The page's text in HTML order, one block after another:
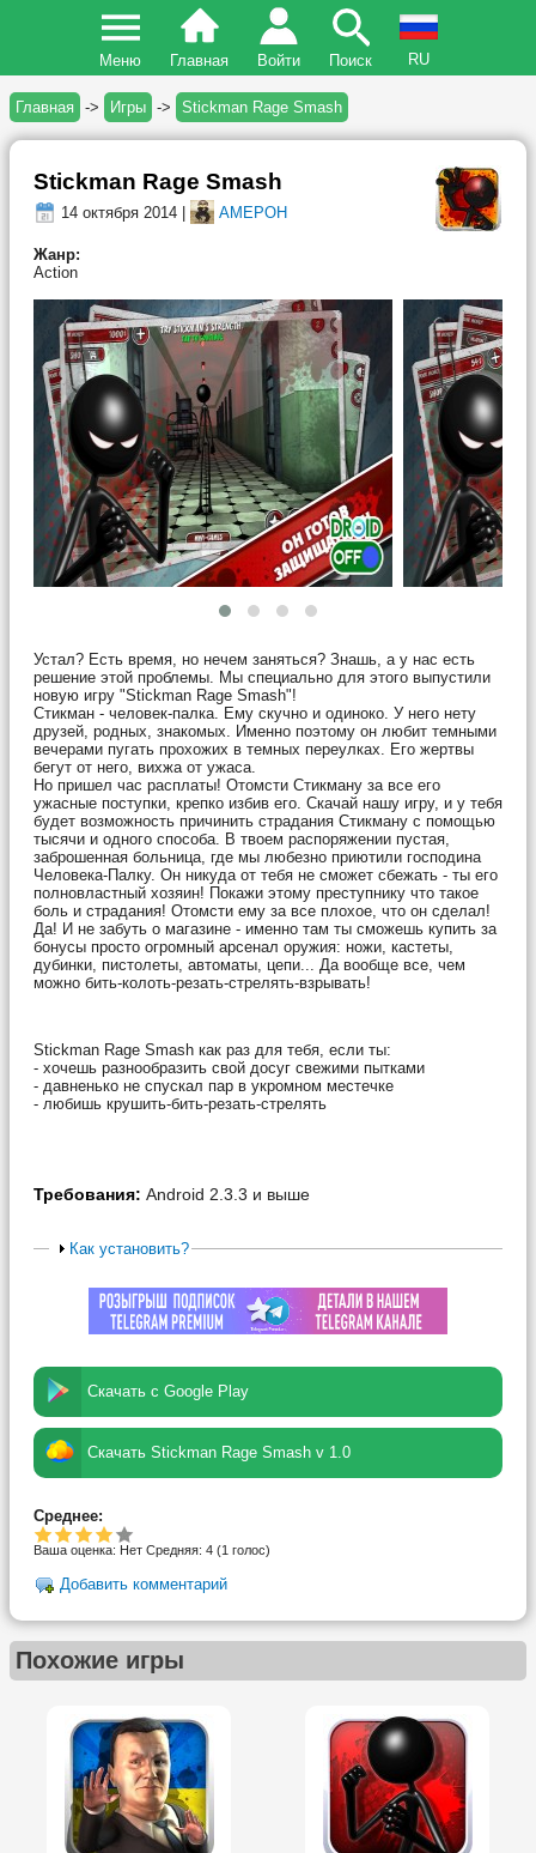
Меню Главная Войти Поиск RU
Главная -> Игры -> Stickman Rage Smash
Stickman Rage Smash
14 октября 2014 | AMEPOH
Жанр:
Action
Устал? Есть время, но нечем заняться? Знашь, а у нас есть
решение этой проблемы. Мы специально для этого выпустили
новую игру "Stickman Rage Smash"!
Стикман - человек-палка. Ему скучно и одиноко. У него нету
друзей, родных, знакомых. Именно поэтому он любит темными
вечерами пугать прохожих в темных переулках. Его жертвы
бегут от него, вихжа от ужаса.
Но пришел час расплаты! Отомсти Стикману за все его
ужасные поступки, крепко избив его. Скачай нашу игру, и у тебя
будет возможность причинить страдания Стикману с помощью
тысячи и одного способа. В твоем распоряжении пустая,
заброшенная больница, где мы любезно приютили господина
Человека-Палку. Он никуда от тебя не сможет сбежать - ты его
полновластный хозяин! Покажи этому преступнику что такое
боль и страдания! Отомсти ему за все плохое, что он сделал!
Да! И не забуть о магазине - именно там ты сможешь купить за
бонусы просто огромный арсенал оружия: ножи, кастеты,
дубинки, пистолеты, автоматы, цепи... Да вообще все, чем
можно бить-колоть-резать-стрелять-взрывать!
Stickman Rage Smash как раз для тебя, если ты:
- хочешь разнообразить свой досуг свежими пытками
- давненько не спускал пар в укромном местечке
- любишь крушить-бить-резать-стрелять
Требования: Android 2.3.3 и выше
Как установить?
Скачать с Google Play
Скачать Stickman Rage Smash v 1.0
Среднее:
Ваша оценка: Нет Средняя: 4 (1 голос)
Добавить комментарий
Похожие игры